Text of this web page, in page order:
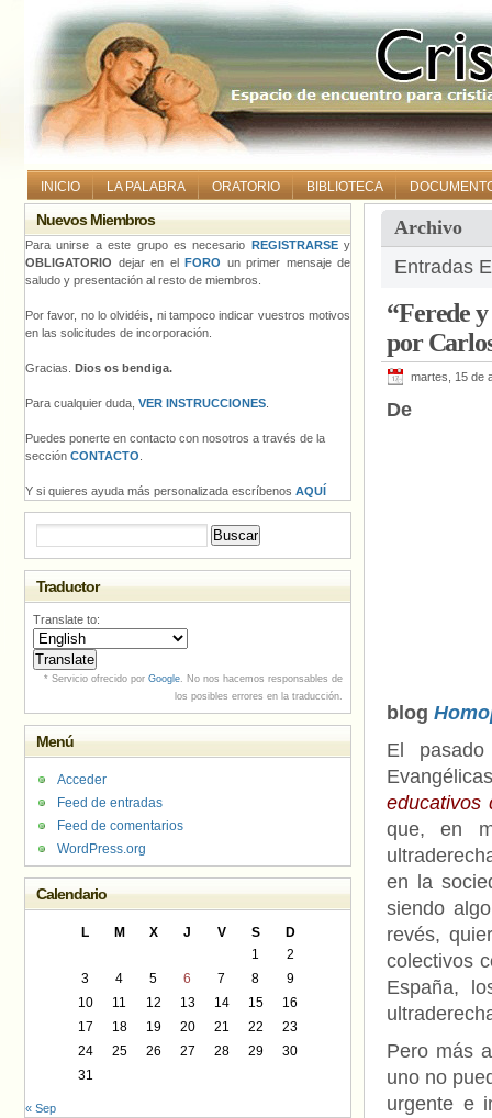
INICIO LA PALABRA ORATORIO BIBLIOTECA
Archivo
Entradas
“Ferede
por
martes, 15 de
De
blog
El
educativos
que, en
en la
siendo
revés,
colectivos
España,
Pero más
uno no
urgente e
Nuevos Miembros
Para unirse a este grupo es necesario REGISTRARSEy
OBLIGATORIO dejar en el FORO un primer mensaje de
saludo y presentación al resto de miembros.
Por favor, no lo olvidéis, ni tampoco indicar vuestros motivos
en las solicitudes de incorporación.
Gracias. Dios os bendiga.
Para cualquier duda, VER INSTRUCCIONES
Puedes ponerte en contacto con nosotros a través de la
sección CONTACTO
Y si quieres ayuda más personalizada escríbenos AQUÍ
Traductor
Translate to:
* Servicio ofrecido por Google. No nos hacemos responsables de
los posibles errores en la traducción.
Menú
Acceder
Feed de entradas
Feed de comentarios
WordPress.org
Calendario
L M X J V S
D
1
2
3
4 5 6 7 8
9
10
11 12 13 14 15
16
17
18 19 20 21 22
23
24
25 26 27 28 29
30
31
« Sep